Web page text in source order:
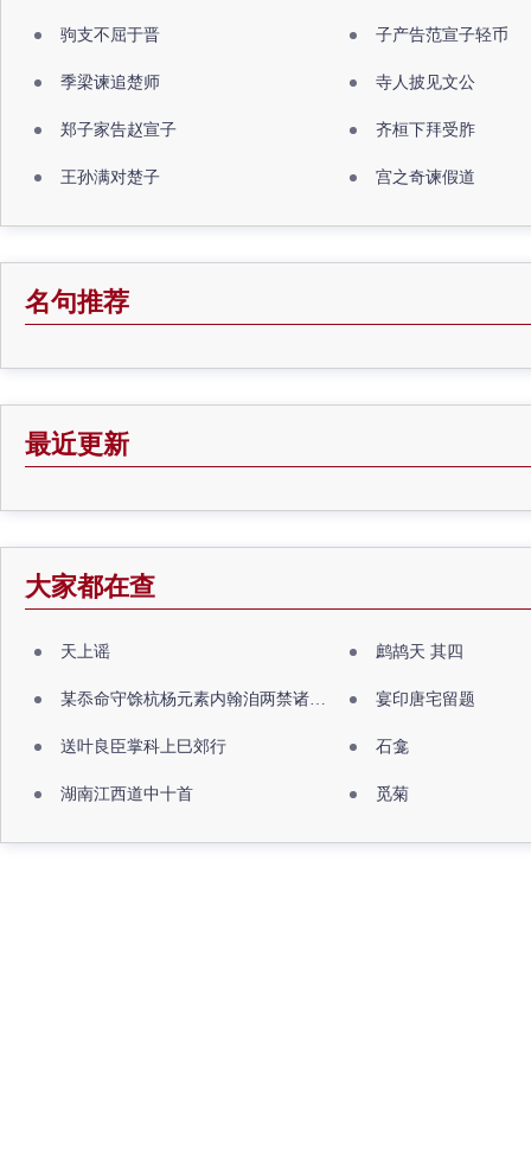
驹支不屈于晋 子产告范宣子轻币
季梁谏追楚师 寺人披见文公
郑子家告赵宣子 齐桓下拜受胙
王孙满对楚子 宫之奇谏假道
名句推荐
最近更新
大家都在查
天上谣 鹧鸪天 其四
某忝命守馀杭杨元素内翰洎两禁诸公出祖佛寺 宴印唐宅留题
送叶良臣掌科上巳郊行 石龛
湖南江西道中十首 觅菊